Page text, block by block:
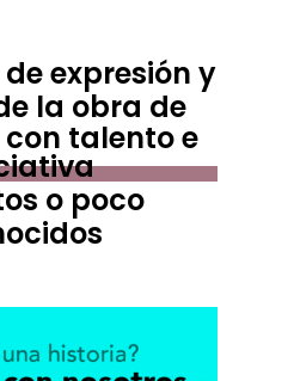
expresión y
la obra de
talento e
o poco